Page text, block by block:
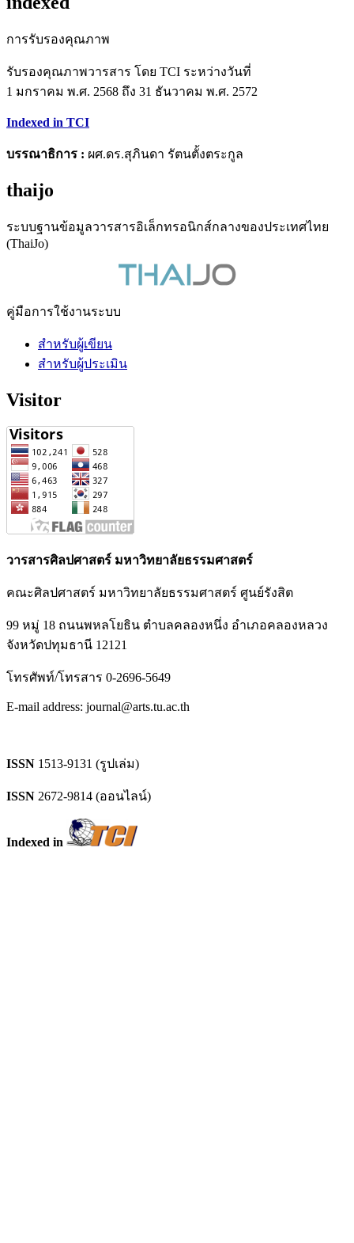
การรับรองคุณภาพ
รับรองคุณภาพวารสาร โดย TCI ระหว่างวันที่
1 มกราคม พ.ศ. 2568 ถึง 31 ธันวาคม พ.ศ. 2572
Indexed in TCI
บรรณาธิการ : ผศ.ดร.สุภินดา รัตนตั้งตระกูล
thaijo
ระบบฐานข้อมูลวารสารอิเล็กทรอนิกส์กลางของประเทศไทย
(ThaiJo)
คู่มือการใช้งานระบบ
สำหรับผู้เขียน
สำหรับผู้ประเมิน
Visitor
วารสารศิลปศาสตร์ มหาวิทยาลัยธรรมศาสตร์
คณะศิลปศาสตร์ มหาวิทยาลัยธรรมศาสตร์ ศูนย์รังสิต
99 หมู่ 18 ถนนพหลโยธิน ตำบลคลองหนึ่ง อำเภอคลองหลวง
จังหวัดปทุมธานี 12121
โทรศัพท์/โทรสาร 0-2696-5649
E-mail address: journal@arts.tu.ac.th
ISSN 1513-9131 (รูปเล่ม)
ISSN 2672-9814 (ออนไลน์)
Indexed in